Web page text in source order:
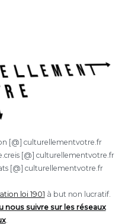
[@] culturellementvotre.fr
[@] culturellementvotre.fr
[@] culturellementvotre.fr
loi 1901 à but non lucratif.
nous suivre sur les réseaux
.